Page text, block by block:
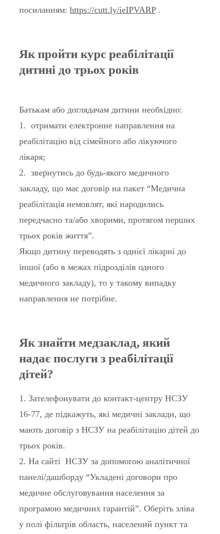
посиланням: https://cutt.ly/ieIPVARP.
Як пройти курс реабілітації
дитині до трьох років
Батькам або доглядачам дитини необхідно:
1. отримати електронне направлення на
реабілітацію від сімейного або лікуючого
лікаря;
2. звернутись до будь-якого медичного
закладу, що має договір на пакет “Медична
реабілітація немовлят, які народились
передчасно та/або хворими, протягом перших
трьох років життя”.
Якщо дитину переводять з однієї лікарні до
іншої (або в межах підрозділів одного
медичного закладу), то у такому випадку
направлення не потрібне.
Як знайти медзаклад, який
надає послуги з реабілітації
дітей?
1. Зателефонувати до контакт-центру НСЗУ
16-77, де підкажуть, які медичні заклади, що
мають договір з НСЗУ на реабілітацію дітей до
трьох років.
2. На сайті НСЗУ за допомогою аналітичної
панелі/дашборду “Укладені договори про
медичне обслуговування населення за
програмою медичних гарантій”. Оберіть зліва
у полі фільтрів область, населений пункт та